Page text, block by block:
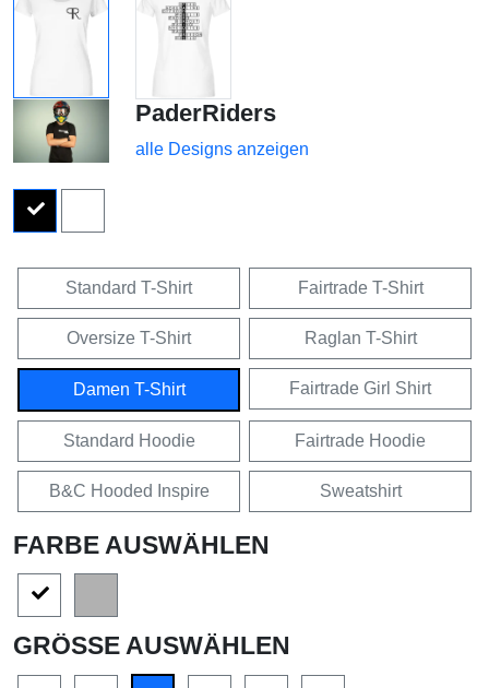
PaderRiders
alle Designs anzeigen
Standard T-Shirt Fairtrade T-Shirt
Oversize T-Shirt Raglan T-Shirt
Damen T-Shirt Fairtrade Girl Shirt
Standard Hoodie Fairtrade Hoodie
B&C Hooded Inspire Sweatshirt
FARBE AUSWÄHLEN
GRÖSSE AUSWÄHLEN